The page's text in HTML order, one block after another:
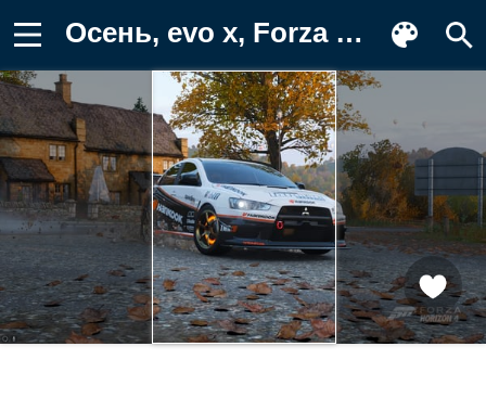
Осень, evo x, Forza Horizon 4, lancer Фон для телефона